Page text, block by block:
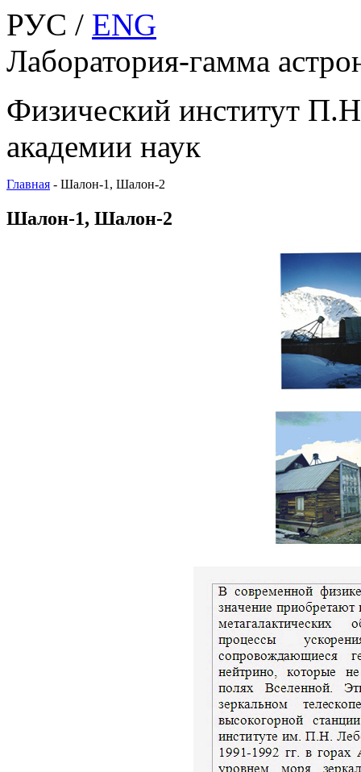
РУС / ENG
Лаборатория-гамма
Физический институт
академии наук
Главная - Шалон-1, Шалон-2
Шалон-1, Шалон-2